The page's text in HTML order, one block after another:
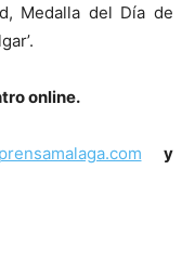
Medalla del Día de
online.
y